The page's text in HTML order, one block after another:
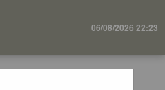
06/08/2026 22:23